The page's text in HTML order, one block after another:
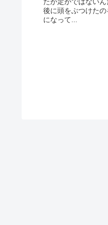
後に頭をぶつけた
になって...